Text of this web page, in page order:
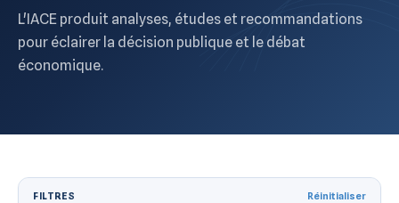
L'IACE produit analyses, études et recommandations
pour éclairer la décision publique et le débat
économique.
FILTRES Réinitialiser